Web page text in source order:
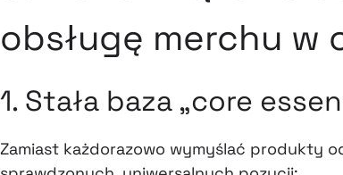
obsługę merchu w
1. Stała baza „core
Zamiast każdorazowo wymyślać produkty